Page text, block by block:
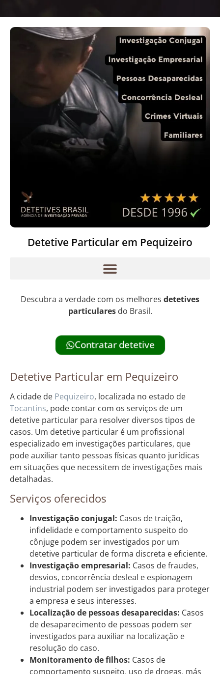
Detetive Particular em Pequizeiro
Descubra a verdade com os melhores detetives
particularesdo Brasil.
Contratar detetive
Detetive Particular em Pequizeiro
A cidade de Pequizeiro, localizada no estado de
Tocantins, pode contar com os serviços de um
detetive particular para resolver diversos tipos de
casos. Um detetive particular é um profissional
especializado em investigações particulares, que
pode auxiliar tanto pessoas físicas quanto jurídicas
em situações que necessitem de investigações mais
detalhadas.
Serviços oferecidos
Investigação conjugal: Casos de traição,
infidelidade e comportamento suspeito do
cônjuge podem ser investigados por um
detetive particular de forma discreta e eficiente.
Investigação empresarial: Casos de fraudes,
desvios, concorrência desleal e espionagem
industrial podem ser investigados para proteger
a empresa e seus interesses.
Localização de pessoas desaparecidas: Casos
de desaparecimento de pessoas podem ser
investigados para auxiliar na localização e
resolução do caso.
Monitoramento de filhos: Casos de
comportamento suspeito, uso de drogas, más